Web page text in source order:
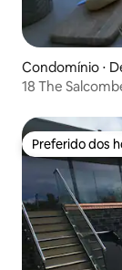
Condomínio ⋅
18 The
Preferido dos
Preferido dos